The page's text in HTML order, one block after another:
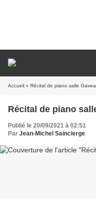
Accueil » Récital de piano salle
Récital de piano
Publié le 20/09/2021 à 02:51
Par Jean-Michel Saincierge